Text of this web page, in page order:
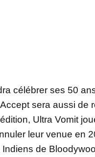
célébrer ses 50
sera aussi de
Ultra Vomit
leur venue en
de